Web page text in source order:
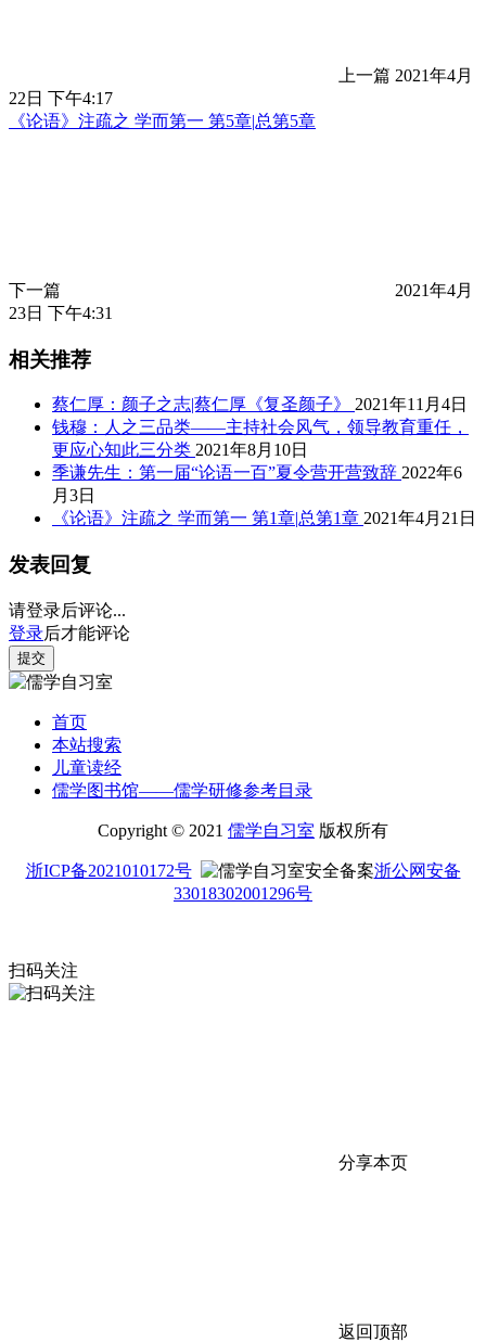
上一篇 2021年4月
22日 下午4:17
《论语》注疏之 学而第一 第5章|总第5章
下一篇
2021年4月
23日 下午4:31
相关推荐
蔡仁厚：颜子之志|蔡仁厚《复圣颜子》
2021年11月4日
钱穆：人之三品类——主持社会风气，领导教育重任，
更应心知此三分类 2021年8月10日
季谦先生：第一届“论语一百”夏令营开营致辞 2022年6
月3日
《论语》注疏之 学而第一 第1章|总第1章 2021年4月21日
发表回复
请登录后评论...
登录后才能评论
提交
首页
本站搜索
儿童读经
儒学图书馆——儒学研修参考目录
Copyright © 2021 儒学自习室 版权所有
浙ICP备2021010172号
浙公网安备
33018302001296号
扫码关注
分享本页
返回顶部